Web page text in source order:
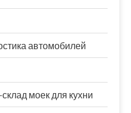
автомобилей
моек для кухни